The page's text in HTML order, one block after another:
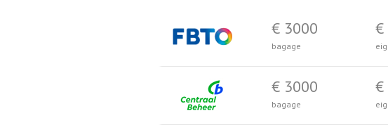
€ 3000
bagage
€
€ 3000
bagage
€